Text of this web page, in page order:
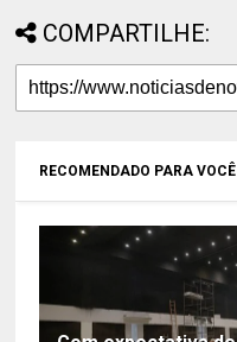
COMPARTILHE:
RECOMENDADO PARA VOCÊ